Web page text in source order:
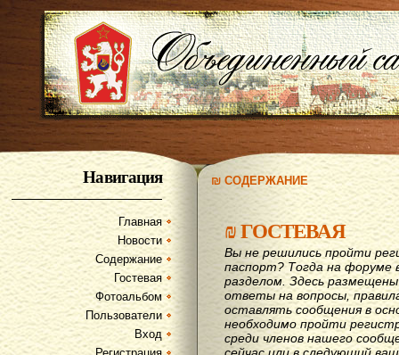
Навигация
Главная
Новости
Содержание
Гостевая
Фотоальбом
Пользователи
Вход
₪ СОДЕРЖАНИЕ
₪ГОСТЕВАЯ
Вы не решились пройти
паспорт? Тогда на форуме
разделом. Здесь
ответы на вопросы,
оставлять сообщения в
необходимо пройти
среди членов нашего